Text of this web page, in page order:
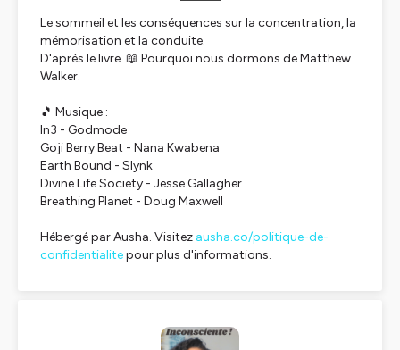
Le sommeil et les conséquences sur la concentration, la
mémorisation et la conduite.
D'après le livre 📖 Pourquoi nous dormons de Matthew
Walker.
🎵 Musique :
In3 - Godmode
Goji Berry Beat - Nana Kwabena
Earth Bound - Slynk
Divine Life Society - Jesse Gallagher
Breathing Planet - Doug Maxwell
Hébergé par Ausha. Visitez ausha.co/politique-de-
confidentialitepour plus d'informations.